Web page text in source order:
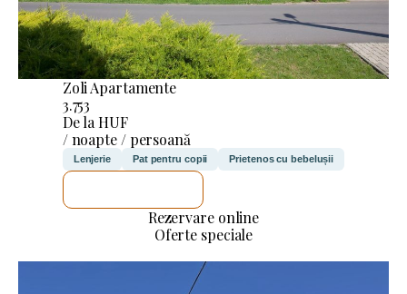
Zoli Apartamente
3.753
De la HUF
/ noapte / persoană
Lenjerie Pat pentru copii Prietenos cu bebelușii
Rezervare online
Oferte speciale